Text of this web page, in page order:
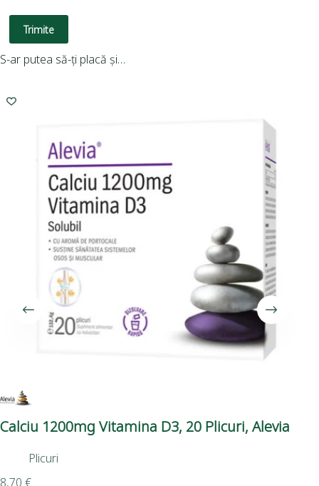
Trimite
S-ar putea să-ți placă și…
Calciu 1200mg Vitamina D3, 20 Plicuri, Alevia
Plicuri
8,70 €